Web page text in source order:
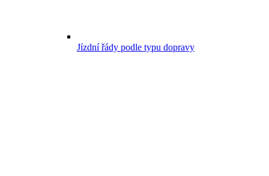
Jízdní řády podle typu dopravy